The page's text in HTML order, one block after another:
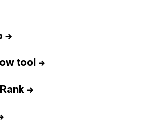
→
tool →
→